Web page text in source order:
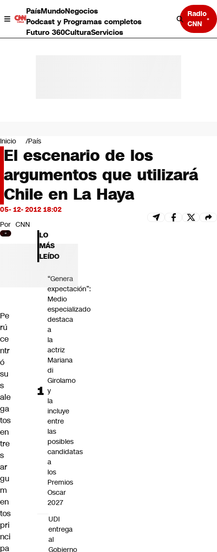
PaísMundoNegocios
Podcast y Programas completos
Futuro 360CulturaServicios
Radio
CNN
Negocios
Deportes
Programas completos
Cultura
Servicios
Bits
CNN tiempo
Futuro 360
Opinión
Inicio País
El escenario de los
argumentos que utilizará
Chile en La Haya
05- 12- 2012 18:02
Por CNN
Pe
rú
ce
ntr
ó
su
s
ale
ga
tos
en
tre
s
ar
gu
m
en
tos
pri
nci
pa
LO
MÁS
LEÍDO
“Genera
expectación”:
Medio
especializado
destaca
a
la
actriz
Mariana
di
Girolamo
y
la
incluye
entre
las
posibles
candidatas
a
los
Premios
Oscar
2027
UDI
entrega
al
Gobierno